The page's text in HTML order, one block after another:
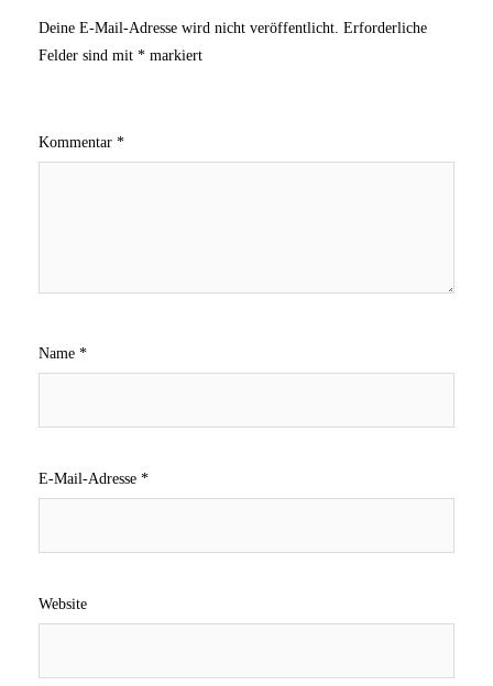
Deine E-Mail-Adresse wird nicht veröffentlicht. Erforderliche
Felder sind mit * markiert
Kommentar *
Name *
E-Mail-Adresse *
Website